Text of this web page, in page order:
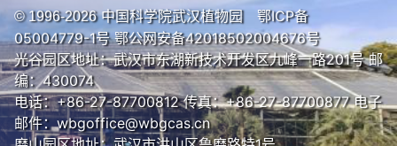
© 1996-2026中国科学院武汉植物园 鄂ICP备
05004779-1号鄂公网安备42018502004676号
光谷园区地址：武汉市东湖新技术开发区九峰一路201号 邮
编：430074
电话：+86-27-87700812 传真：+86-27-87700877 电子
邮件：wbgoffice@wbgcas.cn